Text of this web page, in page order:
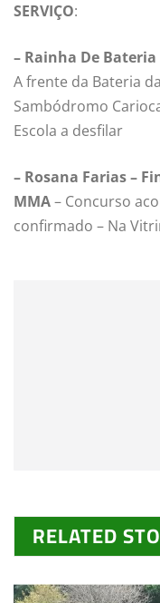
SERVIÇO:
– Rainha De
A frente da Bateria
Sambódromo
Escola a desfilar
– Rosana Farias –
MMA– Concurso
confirmado – Na
RELATED